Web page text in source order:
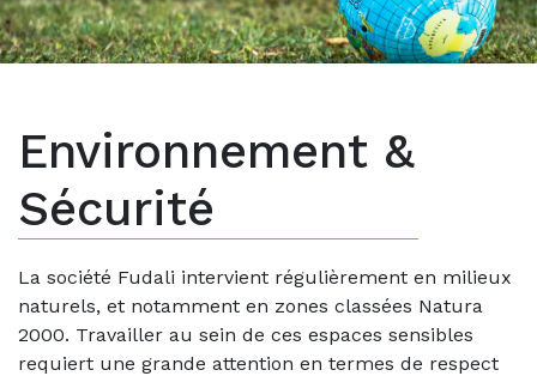
Environnement &
Sécurité
La société Fudali intervient régulièrement en milieux
naturels, et notamment en zones classées Natura
2000. Travailler au sein de ces espaces sensibles
requiert une grande attention en termes de respect